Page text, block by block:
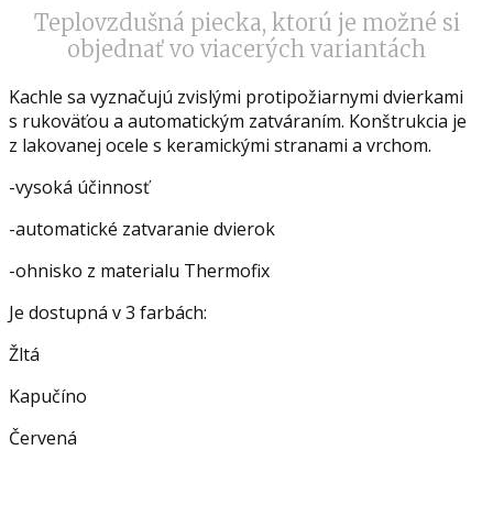
Teplovzdušná piecka, ktorú je možné si
objednať vo viacerých variantách
Kachle sa vyznačujú zvislými protipožiarnymi dvierkami
s rukoväťou a automatickým zatváraním. Konštrukcia je
z lakovanej ocele s keramickými stranami a vrchom.
-vysoká účinnosť
-automatické zatvaranie dvierok
-ohnisko z materialu Thermofix
Je dostupná v 3 farbách:
Žltá
Kapučíno
Červená